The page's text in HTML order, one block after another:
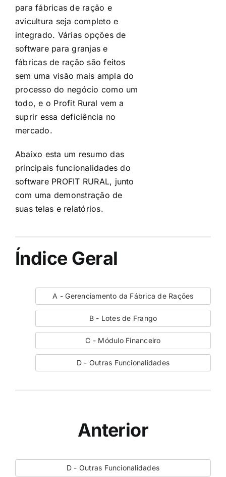
para fábricas de ração e
avicultura seja completo e
integrado. Várias opções de
software para granjas e
fábricas de ração são feitos
sem uma visão mais ampla do
processo do negócio como um
todo, e o Profit Rural vem a
suprir essa deficiência no
mercado.
Abaixo esta um resumo das
principais funcionalidades do
software PROFIT RURAL, junto
com uma demonstração de
suas telas e relatórios.
Índice Geral
A - Gerenciamento da Fábrica de Rações
B - Lotes de Frango
C - Módulo Financeiro
D - Outras Funcionalidades
Anterior
D - Outras Funcionalidades